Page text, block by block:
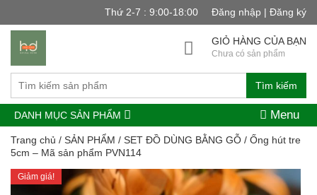
Thứ 2-7 : 9:00-18:00 Đăng nhập | Đăng ký
Tìm kiếm
GIỎ HÀNG CỦA BẠN
Chưa có sản phẩm
DANH MỤC SẢN PHẨM Menu
Trang chủ / SẢN PHẨM / SET ĐỒ DÙNG BẰNG GỖ / Ống hút tre
5cm – Mã sản phẩm PVN114
Giảm giá!